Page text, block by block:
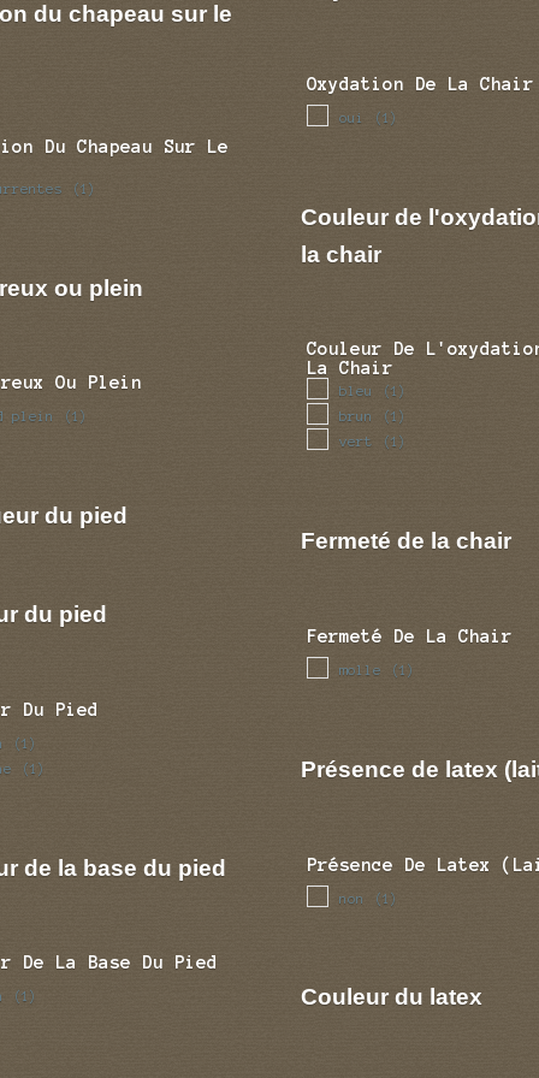
du chapeau sur le
Du Chapeau Sur Le
(1)
ou plein
Ou Plein
plein (1)
du pied
du pied
Du Pied
(1)
(1)
de la base du pied
De La Base Du Pied
(1)
Oxydation De La Chair
oui (1)
Couleur de
la chair
Couleur De
La Chair
bleu (1)
brun (1)
vert (1)
Fermeté de la chair
Fermeté De La Chair
molle (1)
Présence de latex
Présence De Latex
non (1)
Couleur du latex